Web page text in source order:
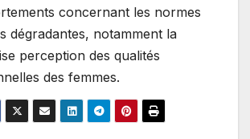
concernant les normes
dégradantes, notamment la
perception des qualités
des femmes.